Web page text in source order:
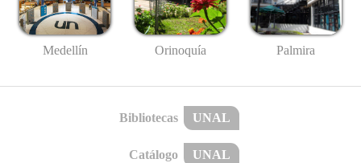
Medellín Orinoquía Palmira
Bibliotecas UNAL
Catálogo UNAL